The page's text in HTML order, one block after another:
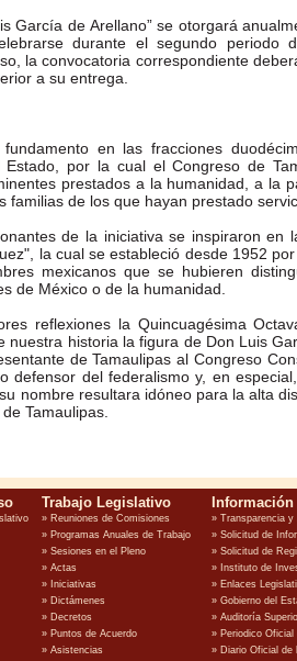
García de Arellano” se otorgará
durante el segundo periodo
la convocatoria correspondiente
a su entrega.
en las fracciones
Estado, por la cual el Congreso de
prestados a la humanidad, a la
familias de los que hayan prestado
de la iniciativa se inspiraron en
la cual se estableció desde 1952
mexicanos que se hubieren
de México o de la humanidad.
reflexiones la Quincuagésima
nuestra historia la figura de Don Luis
de Tamaulipas al Congreso
defensor del federalismo y, en
nombre resultara idóneo para la alta
Tamaulipas.